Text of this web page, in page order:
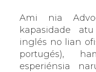
Ami nia
kapasidade
inglés no lian
portugés),
esperiénsia